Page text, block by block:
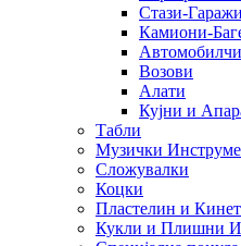
Стази-
Камиони-
Возови
Алати
Кујни и
Табли
Музички
Сложувалки
Коцки
Пластелин и
Кукли и Плишни